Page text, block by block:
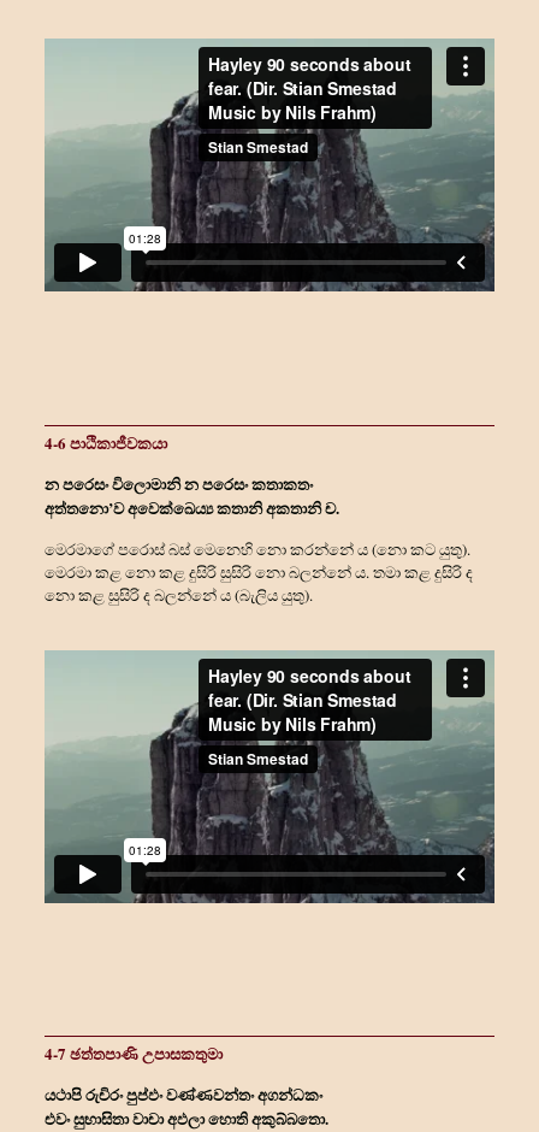
4-6 පාඨිකාජීවකයා
න පරෙසං විලොමානි න පරෙසං කතාකතං
අත්තනො’ව අවෙක්ඛෙය්‍ය කතානි අකතානි ච.
මෙරමාගේ පරොස් බස් මෙනෙහි නො කරන්නේ ය (නො කට යුතු).
මෙරමා කළ නො කළ දුසිරි සුසිරි නො බලන්නේ ය. තමා කළ දුසිරි ද
නො කළ සුසිරි ද බලන්නේ ය (බැලිය යුතු).
4-7 ඡත්තපාණි උපාසකතුමා
යථාපි රුචිරං පුප්ඵං වණ්ණවන්තං අගන්‍ධකං
එවං සුභාසිතා වාචා අඵලා හොති අකුබ්බතො.